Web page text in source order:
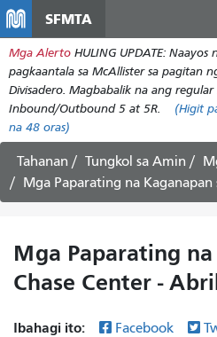
SFMTA
Mga Alerto HULING UPDATE: Naayos
pagkaantala sa McAllister sa pagitan
Divisadero. Magbabalik na ang
Inbound/Outbound 5 at 5R.
(Higit
na 48 oras)
Tahanan Tungkol sa Amin
Mga Paparating na Kaganapan
Mga Paparating
Chase Center -
Ibahagi ito: Facebook